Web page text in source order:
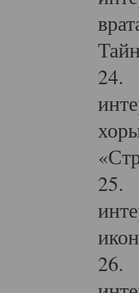
24.
25.
26.